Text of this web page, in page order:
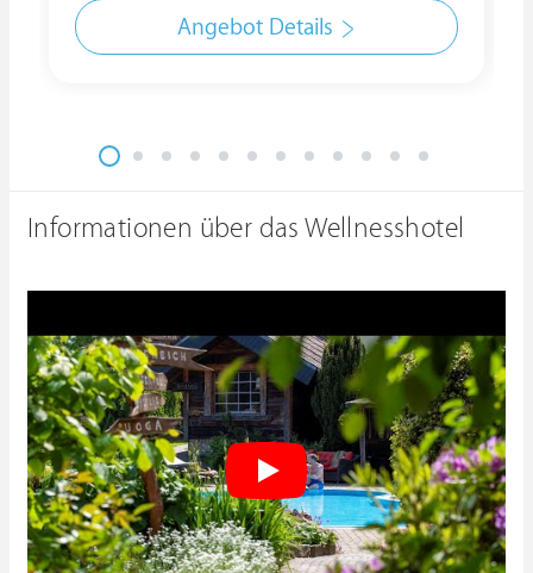
Angebot Details
Informationen über das Wellnesshotel